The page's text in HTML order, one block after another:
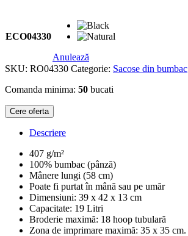
ECO04330
Anulează
SKU: RO04330 Categorie: Sacose din bumbac
Comanda minima: 50 bucati
Cere oferta
Descriere
407 g/m²
100% bumbac (pânză)
Mânere lungi (58 cm)
Poate fi purtat în mână sau pe umăr
Dimensiuni: 39 x 42 x 13 cm
Capacitate: 19 Litri
Broderie maximă: 18 hoop tubulară
Zona de imprimare maximă: 35 x 35 cm.